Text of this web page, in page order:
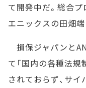
て開発中だ。総合プ
エニックスの田畑端
損保ジャパンと
て「国内の各種法
されておらず、サ